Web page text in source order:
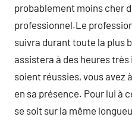
probablement moins cher
professionnel.Le
suivra durant toute la plus
assistera à des heures
soient réussies, vous avez
en sa présence. Pour lui à
se soit sur la même